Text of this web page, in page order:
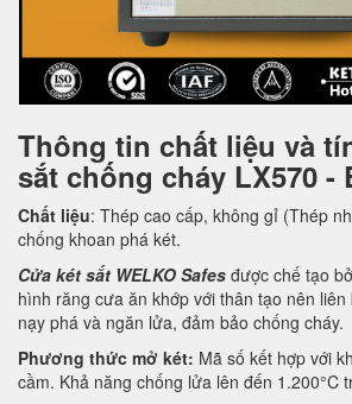
Thông tin chất liệu và
sắt chống cháy LX570 -
Chất liệu: Thép cao cấp, không gỉ (Thép
chống khoan phá két.
Cửa két sắt WELKO Safes được chế tạo
hình răng cưa ăn khớp với thân tạo nên
nạy phá và ngăn lửa, đảm bảo chống cháy.
Phương thức mở két: Mã số kết hợp với
cầm. Khả năng chống lửa lên đến 1.200°C